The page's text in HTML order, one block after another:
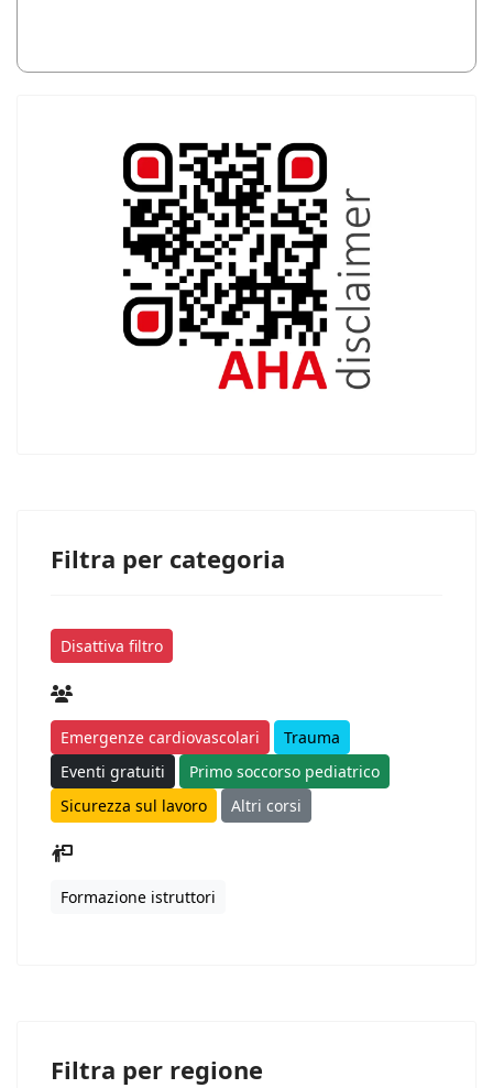
Filtra per categoria
Disattiva filtro
Emergenze cardiovascolari
Trauma
Eventi gratuiti
Primo soccorso pediatrico
Sicurezza sul lavoro
Altri corsi
Formazione istruttori
Filtra per regione